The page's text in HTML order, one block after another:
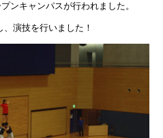
ンキャンパスが行われました。
演技を行いました！